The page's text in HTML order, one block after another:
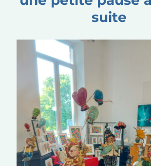
suite